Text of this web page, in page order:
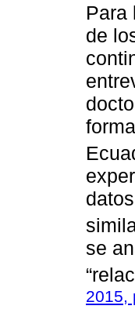
Para
de
se
2015,